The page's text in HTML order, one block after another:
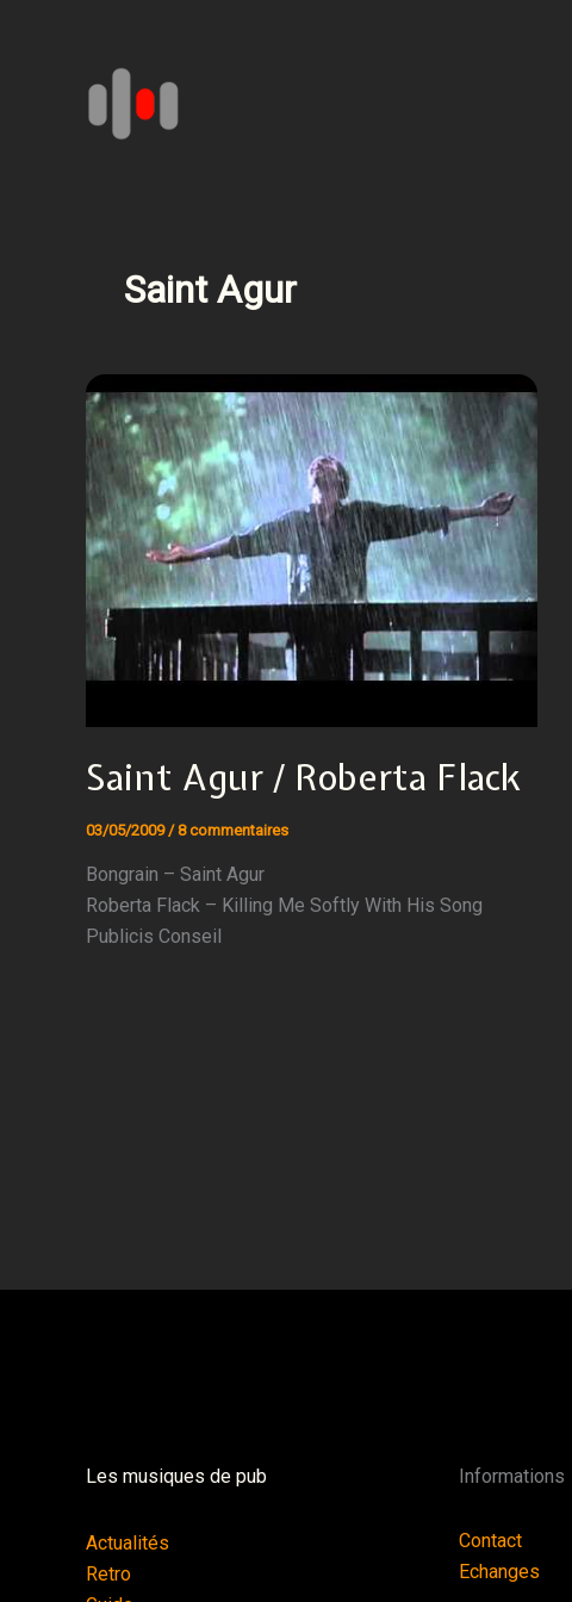
Saint Agur
Saint Agur / Roberta Flack
03/05/2009 /8 commentaires
Bongrain – Saint Agur
Roberta Flack – Killing Me Softly With His Song
Publicis Conseil
Les musiques de pub
Actualités
Retro
Informations
Contact
Echanges